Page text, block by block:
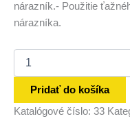
nárazník.- Použitie
nárazníka.
Pridať do košíka
Katalógové číslo: 33